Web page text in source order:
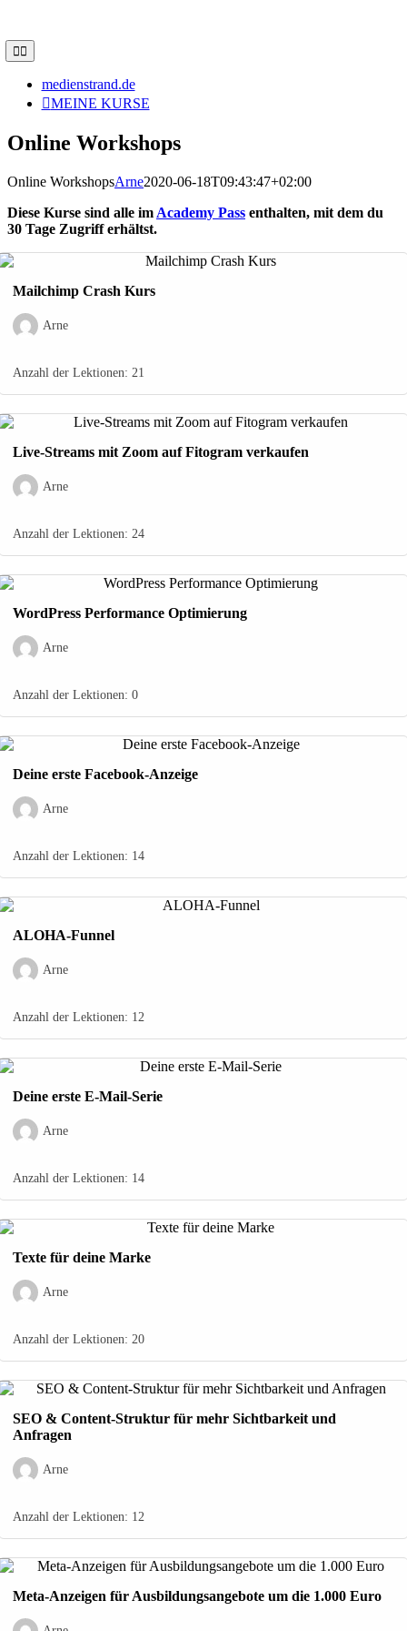
medienstrand.de
MEINE KURSE
Online Workshops
Online WorkshopsArne2020-06-18T09:43:47+02:00
Diese Kurse sind alle im Academy Pass enthalten, mit dem du
30 Tage Zugriff erhältst.
Mailchimp Crash Kurs
Arne
Anzahl der Lektionen: 21
Live-Streams mit Zoom auf Fitogram verkaufen
Arne
Anzahl der Lektionen: 24
WordPress Performance Optimierung
Arne
Anzahl der Lektionen: 0
Deine erste Facebook-Anzeige
Arne
Anzahl der Lektionen: 14
ALOHA-Funnel
Arne
Anzahl der Lektionen: 12
Deine erste E-Mail-Serie
Arne
Anzahl der Lektionen: 14
Texte für deine Marke
Arne
Anzahl der Lektionen: 20
SEO & Content-Struktur für mehr Sichtbarkeit und
Anfragen
Arne
Anzahl der Lektionen: 12
Meta-Anzeigen für Ausbildungsangebote um die 1.000 Euro